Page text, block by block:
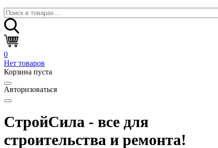
0
Нет товаров
Корзина пуста
Авторизоваться
СтройСила - все для
строительства и ремонта!